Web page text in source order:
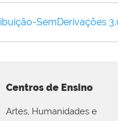
SemDerivações
Centros de Ensino
Artes, Humanidades e